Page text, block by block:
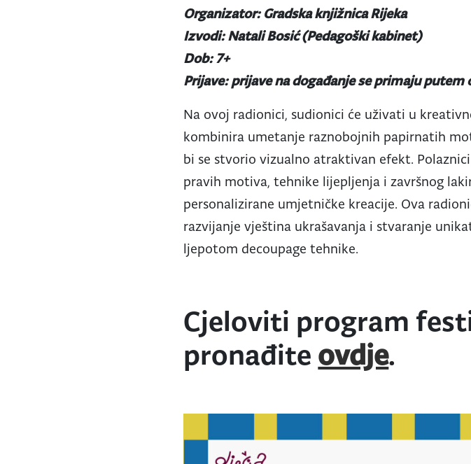
Organizator: Gradska knjižnica Rijeka
Izvodi: Natali Bosić (Pedagoški kabinet)
Dob: 7+
Prijave: prijave na događanje se primaju putem
Na ovoj radionici, sudionici će uživati u
kombinira umetanje raznobojnih papirnatih
bi se stvorio vizualno atraktivan efekt.
pravih motiva, tehnike lijepljenja i završnog
personalizirane umjetničke kreacije. Ova
razvijanje vještina ukrašavanja i stvaranje
ljepotom decoupage tehnike.
Cjeloviti program
pronađite ovdje.